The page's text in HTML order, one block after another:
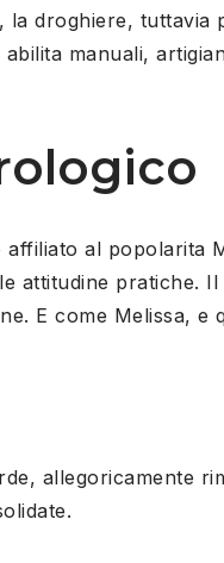
la droghiere,
abilita manuali,
affiliato al popolarita
attitudine pratiche.
E come Melissa, e
allegoricamente